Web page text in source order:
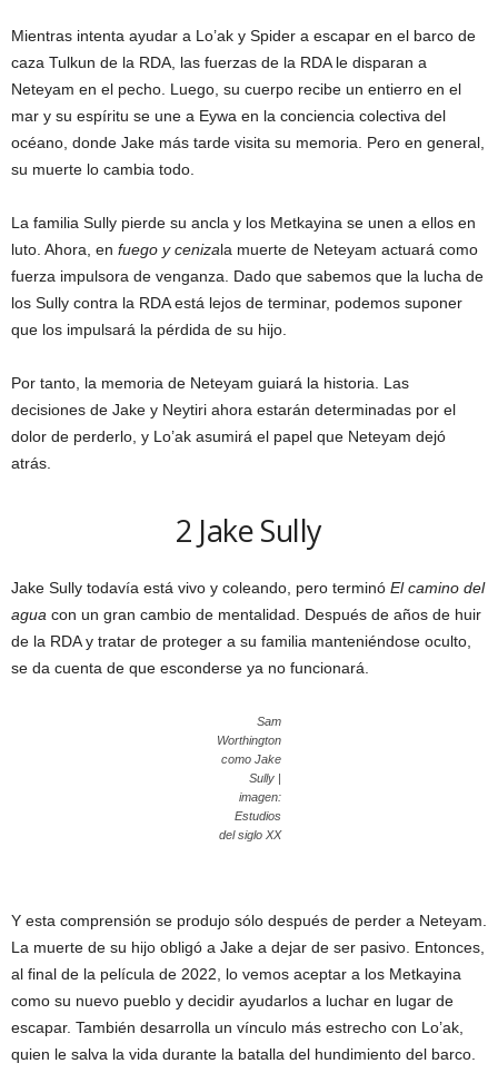
Mientras intenta ayudar a Lo’ak y Spider a escapar en el barco de
caza Tulkun de la RDA, las fuerzas de la RDA le disparan a
Neteyam en el pecho. Luego, su cuerpo recibe un entierro en el
mar y su espíritu se une a Eywa en la conciencia colectiva del
océano, donde Jake más tarde visita su memoria. Pero en general,
su muerte lo cambia todo.
La familia Sully pierde su ancla y los Metkayina se unen a ellos en
luto. Ahora, en fuego y cenizala muerte de Neteyam actuará como
fuerza impulsora de venganza. Dado que sabemos que la lucha de
los Sully contra la RDA está lejos de terminar, podemos suponer
que los impulsará la pérdida de su hijo.
Por tanto, la memoria de Neteyam guiará la historia. Las
decisiones de Jake y Neytiri ahora estarán determinadas por el
dolor de perderlo, y Lo’ak asumirá el papel que Neteyam dejó
atrás.
2 Jake Sully
Jake Sully todavía está vivo y coleando, pero terminó El camino del
agua con un gran cambio de mentalidad. Después de años de huir
de la RDA y tratar de proteger a su familia manteniéndose oculto,
se da cuenta de que esconderse ya no funcionará.
Sam
Worthington
como Jake
Sully |
imagen:
Estudios
del siglo XX
Y esta comprensión se produjo sólo después de perder a Neteyam.
La muerte de su hijo obligó a Jake a dejar de ser pasivo. Entonces,
al final de la película de 2022, lo vemos aceptar a los Metkayina
como su nuevo pueblo y decidir ayudarlos a luchar en lugar de
escapar. También desarrolla un vínculo más estrecho con Lo’ak,
quien le salva la vida durante la batalla del hundimiento del barco.